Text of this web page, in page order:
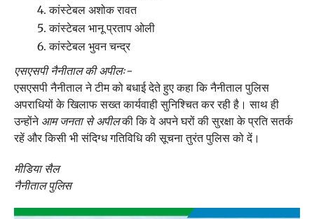
कांस्टेबल अशोक रावत
कांस्टेबल भानू प्रताप ओली
कांस्टेबल भुवन चन्द्र
एसएसपी नैनीताल की अपीलः-
एसएसपी नैनीताल ने टीम को बधाई देते हुए कहा कि नैनीताल पुलिस
अपराधियों के खिलाफ सख्त कार्यवाही सुनिश्चित कर रही है। साथ ही
उन्होंने आम जनता से अपीलकी कि वे अपने घरों की सुरक्षा के प्रति सतर्क
रहें और किसी भी संदिग्ध गतिविधि की सूचना तुरंत पुलिस को दें।
मीडिया सैल
नैनीताल पुलिस